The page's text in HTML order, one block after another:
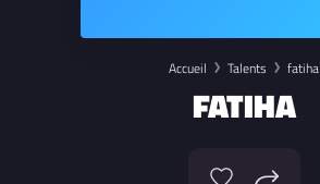
Accueil Talents fatiha
FATIHA